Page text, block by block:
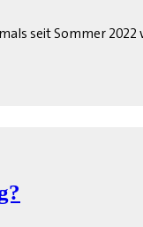
seit Sommer